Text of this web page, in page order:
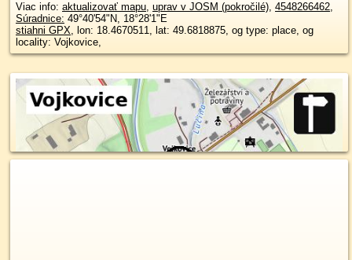
Viac info: aktualizovať mapu, uprav v JOSM (pokročilé), 4548266462,
Súradnice: 49°40'54"N, 18°28'1"E
stiahni GPX, lon: 18.4670511, lat: 49.6818875, og type: place, og
locality: Vojkovice,